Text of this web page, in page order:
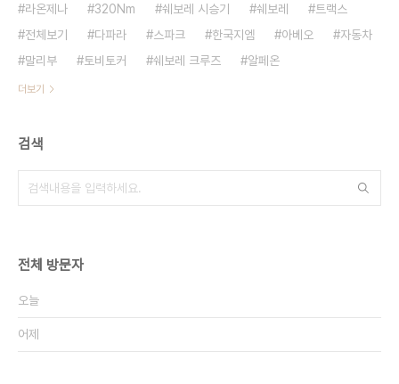
라온제나
320Nm 쉐보레 시승기 쉐보레
트랙스
전체보기
다파라 스파크 한국지엠 아베오
자동차
말리부
토비토커 쉐보레 크루즈 알페온
더보기
검색
전체 방문자
오늘
어제